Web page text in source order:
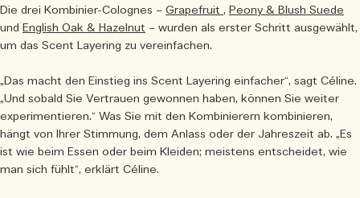
Die drei Kombinier-Colognes – Grapefruit , Peony & Blush Suede
und English Oak & Hazelnut – wurden als erster Schritt ausgewählt,
um das Scent Layering zu vereinfachen.
„Das macht den Einstieg ins Scent Layering einfacher“, sagt Céline.
„Und sobald Sie Vertrauen gewonnen haben, können Sie weiter
experimentieren.“ Was Sie mit den Kombinierern kombinieren,
hängt von Ihrer Stimmung, dem Anlass oder der Jahreszeit ab. „Es
ist wie beim Essen oder beim Kleiden; meistens entscheidet, wie
man sich fühlt“, erklärt Céline.